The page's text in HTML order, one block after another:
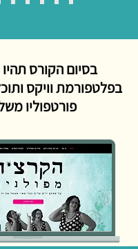
בסיום הקורס
בפלטפורמת וויקס
פורטפוליו